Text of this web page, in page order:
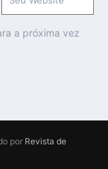
a próxima vez
por Revista de